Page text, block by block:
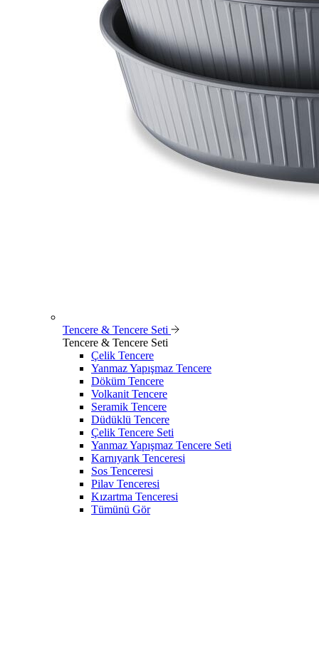
Tencere & Tencere Seti
Tencere & Tencere Seti
Çelik Tencere
Yanmaz Yapışmaz Tencere
Döküm Tencere
Volkanit Tencere
Seramik Tencere
Düdüklü Tencere
Çelik Tencere Seti
Yanmaz Yapışmaz Tencere Seti
Karnıyarık Tenceresi
Sos Tenceresi
Pilav Tenceresi
Kızartma Tenceresi
Tümünü Gör